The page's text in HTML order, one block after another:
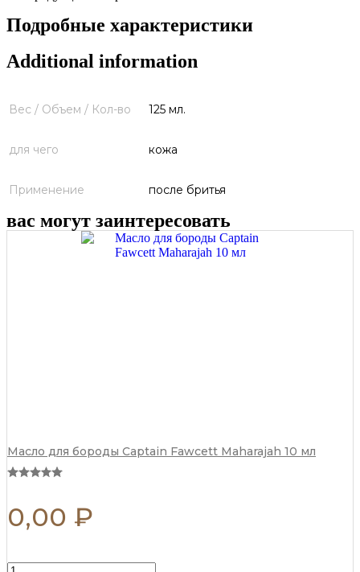
Подробные характеристики
Additional information
Вес / Объем / Кол-во 125 мл.
для чего кожа
Применение после бритья
вас могут заинтересовать
Масло для бороды Captain Fawcett Maharajah 10 мл
0,00 ₽
Бальзам